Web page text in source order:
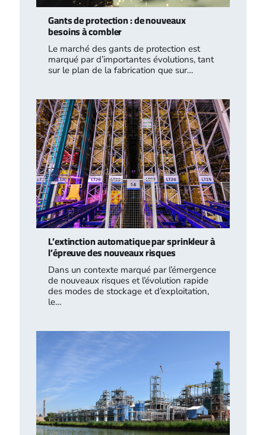
Gants de protection : de nouveaux
besoins à combler
Le marché des gants de protection est
marqué par d’importantes évolutions, tant
sur le plan de la fabrication que sur…
L’extinction automatique par sprinkleur à
l’épreuve des nouveaux risques
Dans un contexte marqué par l’émergence
de nouveaux risques et l’évolution rapide
des modes de stockage et d’exploitation,
le…